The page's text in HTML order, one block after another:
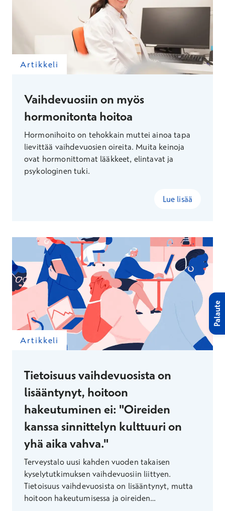
Artikkeli
Vaihdevuosiin on myös
hormonitonta hoitoa
Hormonihoito on tehokkain muttei ainoa tapa
lievittää vaihdevuosien oireita. Muita keinoja
ovat hormonittomat lääkkeet, elintavat ja
psykologinen tuki.
Lue lisää
Artikkeli
Tietoisuus vaihdevuosista on
lisääntynyt, hoitoon
hakeutuminen ei: "Oireiden
kanssa sinnittelyn kulttuuri on
yhä aika vahva."
Terveystalo uusi kahden vuoden takaisen
kyselytutkimuksen vaihdevuosiin liittyen.
Tietoisuus vaihdevuosista on lisääntynyt, mutta
hoitoon hakeutumisessa ja oireiden
Palaute